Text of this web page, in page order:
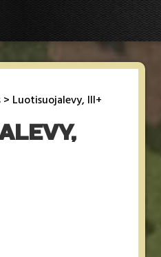
> Luotisuojalevy, III+